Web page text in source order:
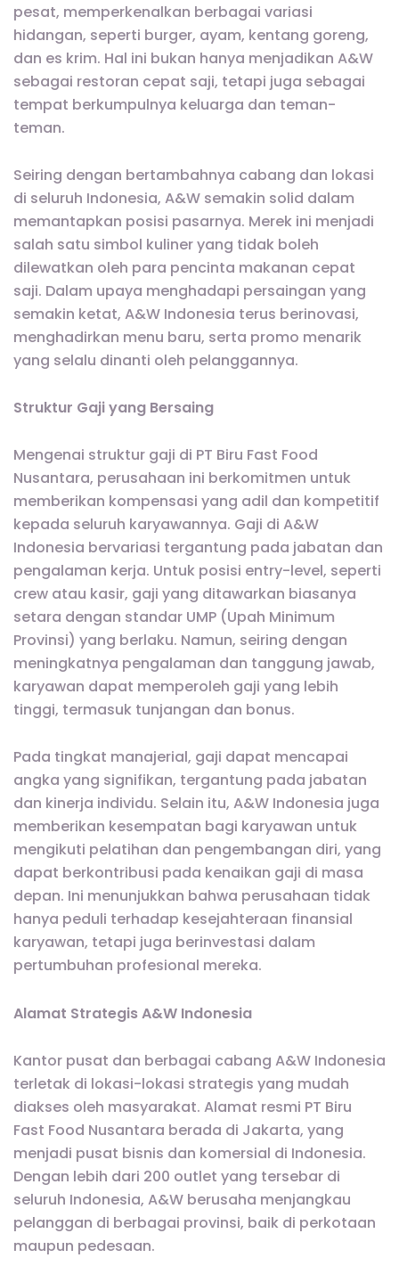
pesat, memperkenalkan berbagai variasi
hidangan, seperti burger, ayam, kentang goreng,
dan es krim. Hal ini bukan hanya menjadikan A&W
sebagai restoran cepat saji, tetapi juga sebagai
tempat berkumpulnya keluarga dan teman-
teman.
Seiring dengan bertambahnya cabang dan lokasi
di seluruh Indonesia, A&W semakin solid dalam
memantapkan posisi pasarnya. Merek ini menjadi
salah satu simbol kuliner yang tidak boleh
dilewatkan oleh para pencinta makanan cepat
saji. Dalam upaya menghadapi persaingan yang
semakin ketat, A&W Indonesia terus berinovasi,
menghadirkan menu baru, serta promo menarik
yang selalu dinanti oleh pelanggannya.
Struktur Gaji yang Bersaing
Mengenai struktur gaji di PT Biru Fast Food
Nusantara, perusahaan ini berkomitmen untuk
memberikan kompensasi yang adil dan kompetitif
kepada seluruh karyawannya. Gaji di A&W
Indonesia bervariasi tergantung pada jabatan dan
pengalaman kerja. Untuk posisi entry-level, seperti
crew atau kasir, gaji yang ditawarkan biasanya
setara dengan standar UMP (Upah Minimum
Provinsi) yang berlaku. Namun, seiring dengan
meningkatnya pengalaman dan tanggung jawab,
karyawan dapat memperoleh gaji yang lebih
tinggi, termasuk tunjangan dan bonus.
Pada tingkat manajerial, gaji dapat mencapai
angka yang signifikan, tergantung pada jabatan
dan kinerja individu. Selain itu, A&W Indonesia juga
memberikan kesempatan bagi karyawan untuk
mengikuti pelatihan dan pengembangan diri, yang
dapat berkontribusi pada kenaikan gaji di masa
depan. Ini menunjukkan bahwa perusahaan tidak
hanya peduli terhadap kesejahteraan finansial
karyawan, tetapi juga berinvestasi dalam
pertumbuhan profesional mereka.
Alamat Strategis A&W Indonesia
Kantor pusat dan berbagai cabang A&W Indonesia
terletak di lokasi-lokasi strategis yang mudah
diakses oleh masyarakat. Alamat resmi PT Biru
Fast Food Nusantara berada di Jakarta, yang
menjadi pusat bisnis dan komersial di Indonesia.
Dengan lebih dari 200 outlet yang tersebar di
seluruh Indonesia, A&W berusaha menjangkau
pelanggan di berbagai provinsi, baik di perkotaan
maupun pedesaan.